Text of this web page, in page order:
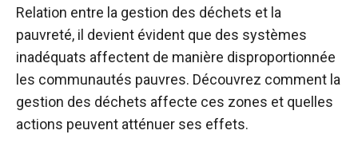
Relation entre la gestion des déchets et la
pauvreté, il devient évident que des systèmes
inadéquats affectent de manière disproportionnée
les communautés pauvres. Découvrez comment la
gestion des déchets affecte ces zones et quelles
actions peuvent atténuer ses effets.